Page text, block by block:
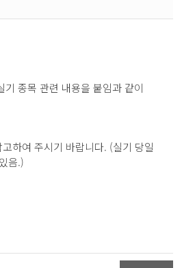
기 종목 관련 내용을 붙임과 같이
하여 주시기 바랍니다. (실기 당일
음.)